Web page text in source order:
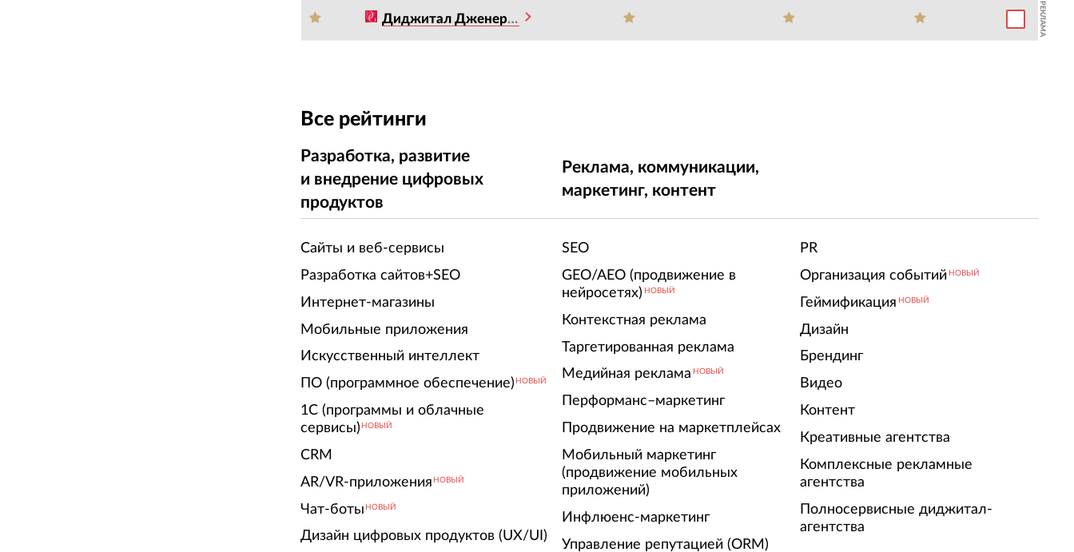
Диджитал Дженерейшен РЕКЛАМА
Все рейтинги
Разработка, развитие
и внедрение цифровых
продуктов
Сайты и веб-сервисы
Разработка сайтов+SEO
Интернет-магазины
Мобильные приложения
Искусственный интеллект
ПО (программное обеспечение) НОВЫЙ
1С (программы и облачные
сервисы) НОВЫЙ
CRM
AR/VR-приложения НОВЫЙ
Чат-боты НОВЫЙ
Дизайн цифровых продуктов (UX/UI)
Реклама, коммуникации,
маркетинг, контент
SEO
GEO/AEO (продвижение в
нейросетях) НОВЫЙ
Контекстная реклама
Таргетированная реклама
Медийная реклама НОВЫЙ
Перформанс–маркетинг
Продвижение на маркетплейсах
Мобильный маркетинг
(продвижение мобильных
приложений)
Инфлюенс-маркетинг
Управление репутацией (ORM)
PR
Организация событий НОВЫЙ
Геймификация НОВЫЙ
Дизайн
Брендинг
Видео
Контент
Креативные агентства
Комплексные рекламные
агентства
Полносервисные диджитал-
агентства